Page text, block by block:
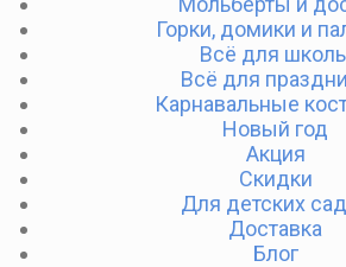
Горки, домики и
Всё для
Всё для
Карнавальные
Новый год
Акция
Скидки
Для детских
Доставка
Блог